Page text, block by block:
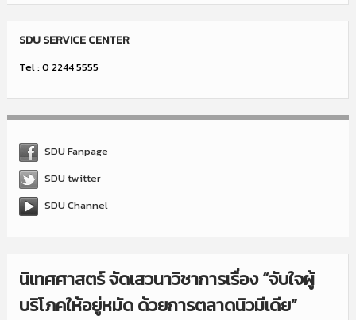
SDU SERVICE CENTER
Tel : 0 2244 5555
SDU Fanpage
SDU twitter
SDU Channel
นิเทศศาสตร์ จัดเสวนาวิชาการเรื่อง “จับใจผู้
บริโภคให้อยู่หมัด ด้วยการตลาดนิวมีเดีย”